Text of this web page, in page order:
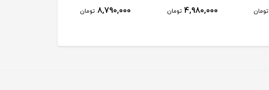
تومان 4,980,000 تومان 8,790,000 تومان